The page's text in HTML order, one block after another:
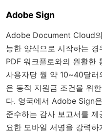
Adobe Sign
Adobe Document Cloud
능한 양식으로 시작하는
PDF 워크플로와의 원활한
사용자당 월 약 10~40달
은 동적 지원금 조건을 위
다. 영국에서 Adobe Sign
준수하는 감사 보고서를
요한 모바일 서명을 강력